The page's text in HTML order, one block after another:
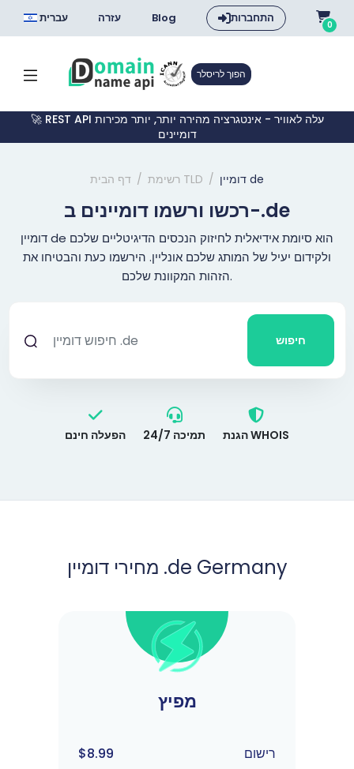
עברית עזרה Blog התחברות 0
הפוך לריסלר
🚀 REST API עלה לאוויר - אינטגרציה מהירה יותר, יותר מכירות
דומיינים
דף הבית רשימת TLD דומיין de
רכשו ורשמו דומיינים ב-.de
דומיין de הוא סיומת אידיאלית לחיזוק הנכסים הדיגיטליים שלכם
ולקידום יעיל של המותג שלכם אונליין. הירשמו כעת והבטיחו את
הזהות המקוונת שלכם.
חיפוש
הפעלה חינם תמיכה 24/7 הגנת WHOIS
מחירי דומיין .de Germany
מפיץ
$8.99
רישום